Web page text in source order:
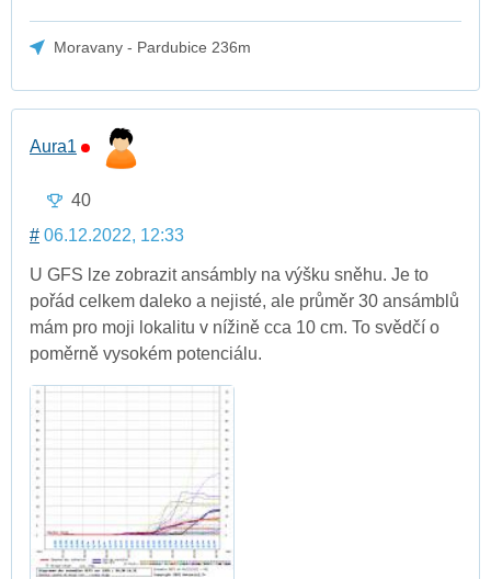
Moravany - Pardubice 236m
Aura1
40
# 06.12.2022, 12:33
U GFS lze zobrazit ansámbly na výšku sněhu. Je to
pořád celkem daleko a nejisté, ale průměr 30 ansámblů
mám pro moji lokalitu v nížině cca 10 cm. To svědčí o
poměrně vysokém potenciálu.